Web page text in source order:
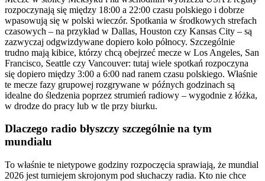
rozpoczynają się między 18:00 a 22:00 czasu polskiego i dobrze
wpasowują się w polski wieczór. Spotkania w środkowych strefach
czasowych – na przykład w Dallas, Houston czy Kansas City – są
zazwyczaj odgwizdywane dopiero koło północy. Szczególnie
trudno mają kibice, którzy chcą obejrzeć mecze w Los Angeles, San
Francisco, Seattle czy Vancouver: tutaj wiele spotkań rozpoczyna
się dopiero między 3:00 a 6:00 nad ranem czasu polskiego. Właśnie
te mecze fazy grupowej rozgrywane w późnych godzinach są
idealne do śledzenia poprzez strumień radiowy – wygodnie z łóżka,
w drodze do pracy lub w tle przy biurku.
Dlaczego radio błyszczy szczególnie na tym
mundialu
To właśnie te nietypowe godziny rozpoczęcia sprawiają, że mundial
2026 jest turniejem skrojonym pod słuchaczy radia. Kto nie chce